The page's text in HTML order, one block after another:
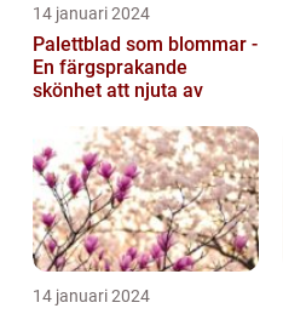
14 januari 2024
Palettblad som blommar -
En färgsprakande
skönhet att njuta av
14 januari 2024